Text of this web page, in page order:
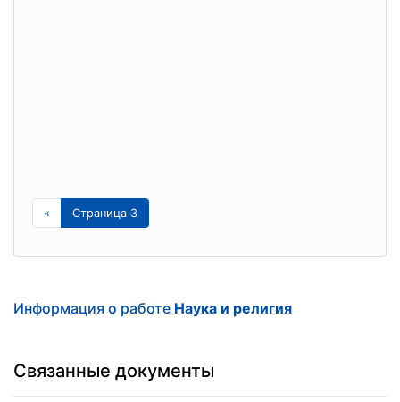
« Страница 3
Информация о работе Наука и религия
Связанные документы